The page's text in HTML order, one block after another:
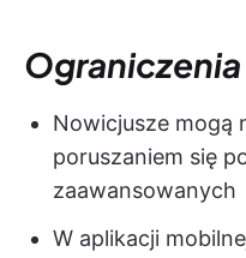
Nowicjusze mogą
poruszaniem się
zaawansowanych
W aplikacji